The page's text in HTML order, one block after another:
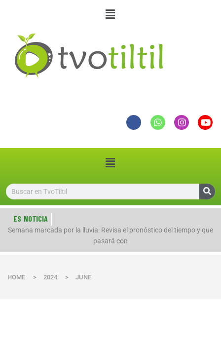
ES NOTICIA
Semana marcada por la lluvia: Revisa el pronóstico del tiempo y que
pasará con
HOME > 2024 > JUNE